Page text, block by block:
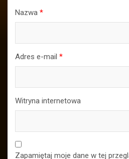
Nazwa *
Adres e-mail *
Witryna internetowa
Zapamiętaj moje dane w tej